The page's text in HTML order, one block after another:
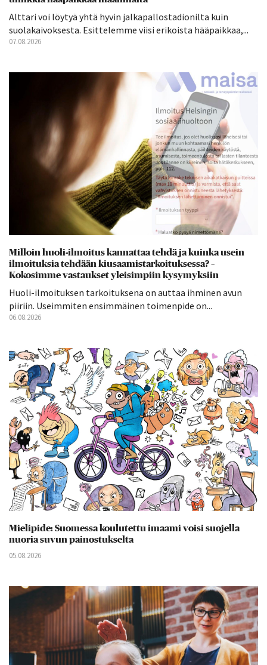
Alttari voi löytyä yhtä hyvin jalkapallostadionilta kuin
suolakaivoksesta. Esittelemme viisi erikoista hääpaikkaa,...
07.08.2026
Milloin huoli-ilmoitus kannattaa tehdä ja kuinka usein
ilmoituksia tehdään kiusaamistarkoituksessa? –
Kokosimme vastaukset yleisimpiin kysymyksiin
Huoli-ilmoituksen tarkoituksena on auttaa ihminen avun
piiriin. Useimmiten ensimmäinen toimenpide on...
06.08.2026
Mielipide: Suomessa koulutettu imaami voisi suojella
nuoria suvun painostukselta
05.08.2026